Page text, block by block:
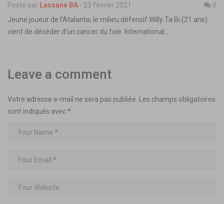
Posté par Lassané BA - 23 février 2021
0
Jeune joueur de l’Atalanta, le milieu défensif Willy Ta Bi (21 ans)
vient de décéder d’un cancer du foie. International…
Leave a comment
Votre adresse e-mail ne sera pas publiée.
Les champs obligatoires
sont indiqués avec*